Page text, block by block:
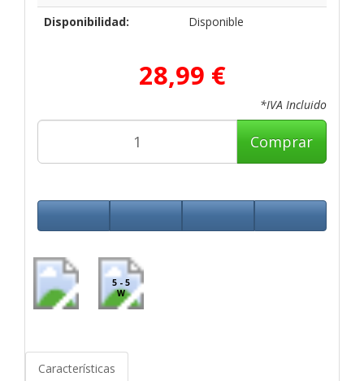
Disponibilidad:
Disponible
28,99 €
*IVA Incluido
Comprar
5 - 5
W
Características